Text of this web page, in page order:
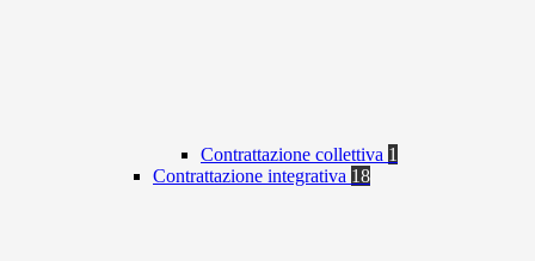
Contrattazione collettiva 1
Contrattazione integrativa 18